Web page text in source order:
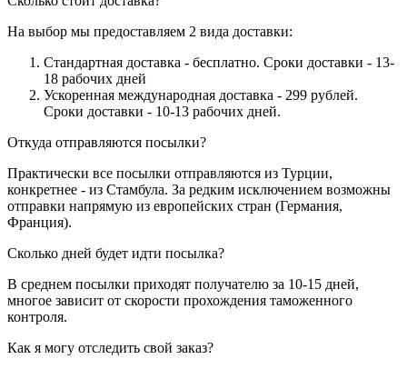
На выбор мы предоставляем 2 вида доставки:
Стандартная доставка - бесплатно. Сроки доставки - 13-
18 рабочих дней
Ускоренная международная доставка - 299 рублей.
Сроки доставки - 10-13 рабочих дней.
Откуда отправляются посылки?
Практически все посылки отправляются из Турции,
конкретнее - из Стамбула. За редким исключением возможны
отправки напрямую из европейских стран (Германия,
Франция).
Сколько дней будет идти посылка?
В среднем посылки приходят получателю за 10-15 дней,
многое зависит от скорости прохождения таможенного
контроля.
Как я могу отследить свой заказ?